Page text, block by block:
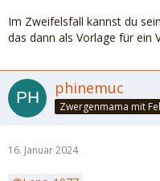
Im Zweifelsfall kannst du
das dann als Vorlage für ein
phinemuc
16. Januar 2024